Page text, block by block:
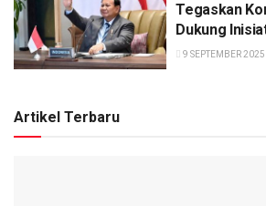
Tegaskan
Dukung
9 SEPTEMBER 2025
Artikel Terbaru